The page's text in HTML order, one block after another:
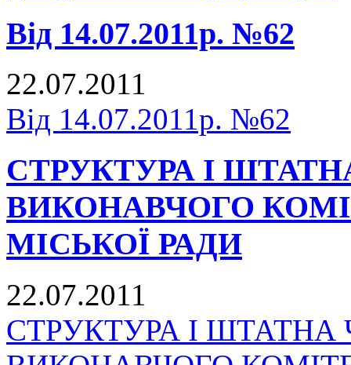
Від 14.07.2011р. №62
22.07.2011
Від 14.07.2011р. №62
СТРУКТУРА І
ВИКОНАВЧОГО
МІСЬКОЇ РАДИ
22.07.2011
СТРУКТУРА І ШТАТНА